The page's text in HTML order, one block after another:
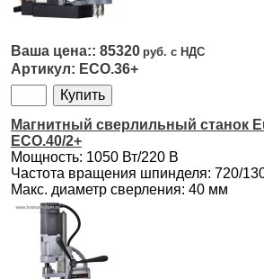
85320
ECO.36+
Магнитный сверлильный станок
ECO.40/2+
Мощность: 1050 Вт/220 В
Частота вращения шпинделя: 720/
Макс. диаметр сверления: 40 мм